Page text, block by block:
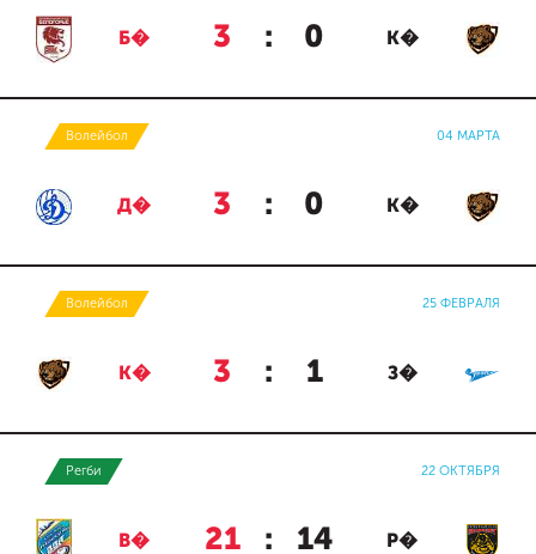
Б� 3 : 0 К�
Волейбол 04 МАРТА
Д� 3 : 0 К�
Волейбол 25 ФЕВРАЛЯ
К� 3 : 1 З�
Регби 22 ОКТЯБРЯ
В� 21 : 14 Р�